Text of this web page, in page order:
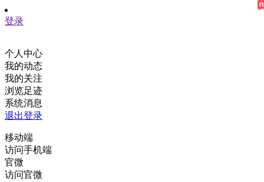
登录
个人中心
我的动态
我的关注
浏览足迹
系统消息
退出登录
移动端
访问手机端
官微
访问官微